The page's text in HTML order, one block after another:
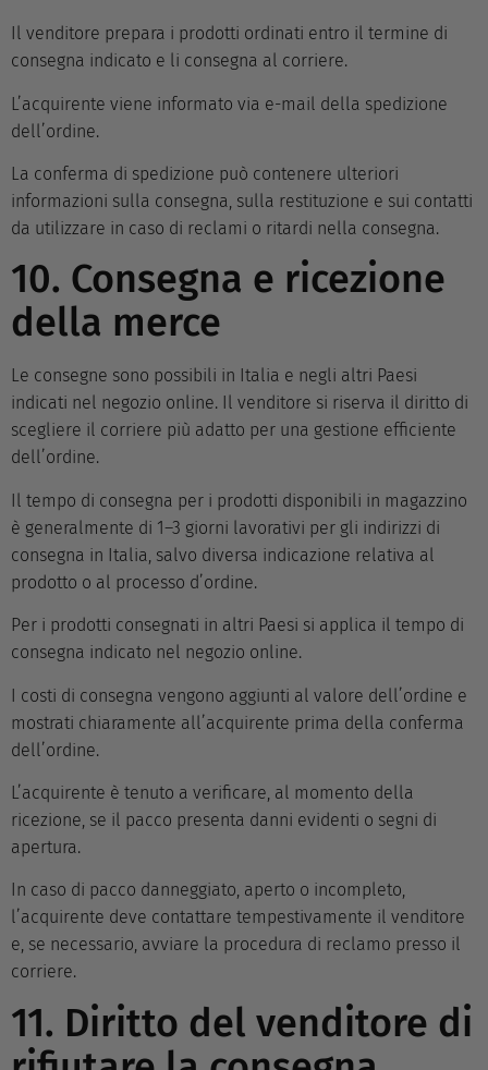
Il venditore prepara i prodotti ordinati entro il termine di
consegna indicato e li consegna al corriere.
L’acquirente viene informato via e-mail della spedizione
dell’ordine.
La conferma di spedizione può contenere ulteriori
informazioni sulla consegna, sulla restituzione e sui contatti
da utilizzare in caso di reclami o ritardi nella consegna.
10. Consegna e ricezione
della merce
Le consegne sono possibili in Italia e negli altri Paesi
indicati nel negozio online. Il venditore si riserva il diritto di
scegliere il corriere più adatto per una gestione efficiente
dell’ordine.
Il tempo di consegna per i prodotti disponibili in magazzino
è generalmente di 1–3 giorni lavorativi per gli indirizzi di
consegna in Italia, salvo diversa indicazione relativa al
prodotto o al processo d’ordine.
Per i prodotti consegnati in altri Paesi si applica il tempo di
consegna indicato nel negozio online.
I costi di consegna vengono aggiunti al valore dell’ordine e
mostrati chiaramente all’acquirente prima della conferma
dell’ordine.
L’acquirente è tenuto a verificare, al momento della
ricezione, se il pacco presenta danni evidenti o segni di
apertura.
In caso di pacco danneggiato, aperto o incompleto,
l’acquirente deve contattare tempestivamente il venditore
e, se necessario, avviare la procedura di reclamo presso il
corriere.
11. Diritto del venditore di